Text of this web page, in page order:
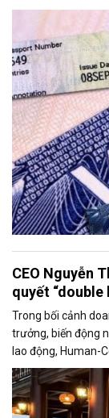
CEO Nguyễn
quyết “double
Trong bối cảnh
trưởng, biến động
lao động, Human-
người làm trung
trị hiện đại.